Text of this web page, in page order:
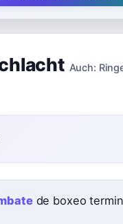
Auch:
de boxeo